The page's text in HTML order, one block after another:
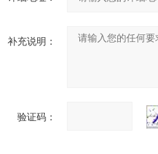
补充说明：
验证码：